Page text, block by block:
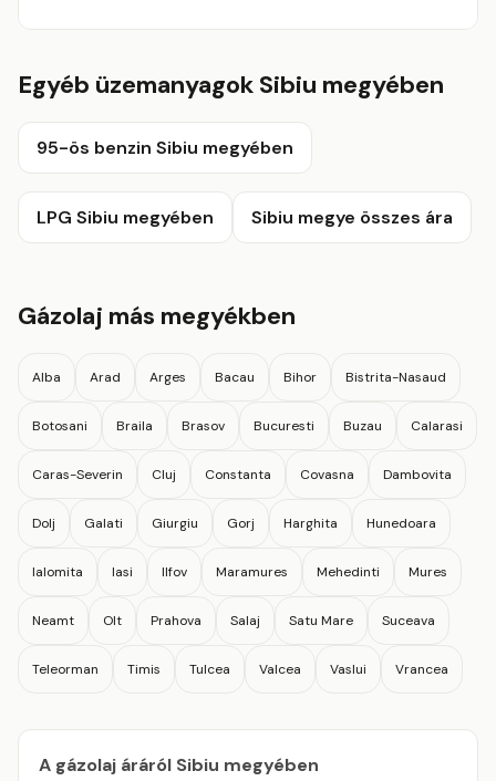
Egyéb üzemanyagok Sibiu megyében
95-ös benzin Sibiu megyében
LPG Sibiu megyében Sibiu megye összes ára
Gázolaj más megyékben
Alba Arad Arges Bacau Bihor Bistrita-Nasaud
Botosani Braila Brasov Bucuresti Buzau Calarasi
Caras-Severin Cluj Constanta Covasna Dambovita
Dolj Galati Giurgiu Gorj Harghita Hunedoara
Ialomita Iasi Ilfov Maramures Mehedinti Mures
Neamt Olt Prahova Salaj Satu Mare Suceava
Teleorman Timis Tulcea Valcea Vaslui Vrancea
A gázolaj áráról Sibiu megyében